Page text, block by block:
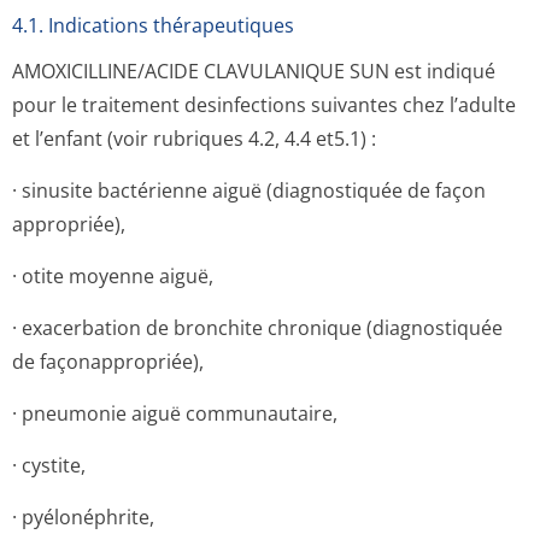
4.1. Indications thérapeutiques
AMOXICILLINE/ACIDE CLAVULANIQUE SUN est indiqué
pour le traitement desinfections suivantes chez l’adulte
et l’enfant (voir rubriques 4.2, 4.4 et5.1) :
· sinusite bactérienne aiguë (diagnostiquée de façon
appropriée),
· otite moyenne aiguë,
· exacerbation de bronchite chronique (diagnostiquée
de façonappropriée),
· pneumonie aiguë communautaire,
· cystite,
· pyélonéphrite,